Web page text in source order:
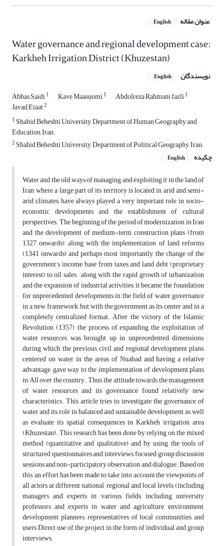
عنوان مقاله English
Water governance and regional development case:
Karkheh Irrigation District (Khuzestan)
نویسندگان English
Abbas Saidi1 Kave Maasuomi1 Abdolreza Rahmani fazli1
Javad Etaat2
1 Shahid Beheshti University, Department of Human Geography and
Education, Iran.
2 Shahid Beheshti University, Department of Political Geography, Iran.
چکیده
English
Water and the old ways of managing and exploiting it in the land of
Iran, where a large part of its territory is located in arid and semi-
arid climates, have always played a very important role in socio-
economic developments and the establishment of cultural
perspectives. The beginning of the period of modernization in Iran
and the development of medium-term construction plans (from
1327 onwards), along with the implementation of land reforms
(1341 onwards) and perhaps most importantly, the change of the
government's income base from taxes and land debt (proprietary
interest) to oil sales , along with the rapid growth of urbanization
and the expansion of industrial activities, it became the foundation
for unprecedented developments in the field of water governance
in a new framework, but with the government as its center and in a
completely centralized format. After the victory of the Islamic
Revolution (1357), the process of expanding the exploitation of
water resources was brought up in unprecedented dimensions,
during which the previous civil and regional development plans,
centered on water, in the areas of Nuabad and having a relative
advantage, gave way to the implementation of development plans
in All over the country. Thus, the attitude towards the management
of water resources and its governance found relatively new
characteristics. This article tries to investigate the governance of
water and its role in balanced and sustainable development as well
as evaluate its spatial consequences in Karkheh irrigation area
(Khuzestan). This research has been done by relying on the mixed
method (quantitative and qualitative) and by using the tools of
structured questionnaires and interviews, focused group discussion
sessions and non-participatory observation and dialogue. Based on
this, an effort has been made to take into account the viewpoints of
all actors at different national, regional and local levels (including
managers and experts in various fields, including university
professors and experts in water and agriculture, environment,
development planners, representatives of local communities and
users Direct use of the project in the form of individual and group
interviews.